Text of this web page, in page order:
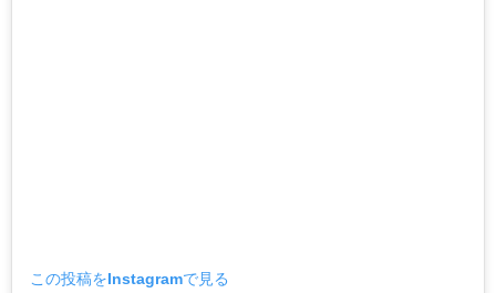
この投稿をInstagramで見る